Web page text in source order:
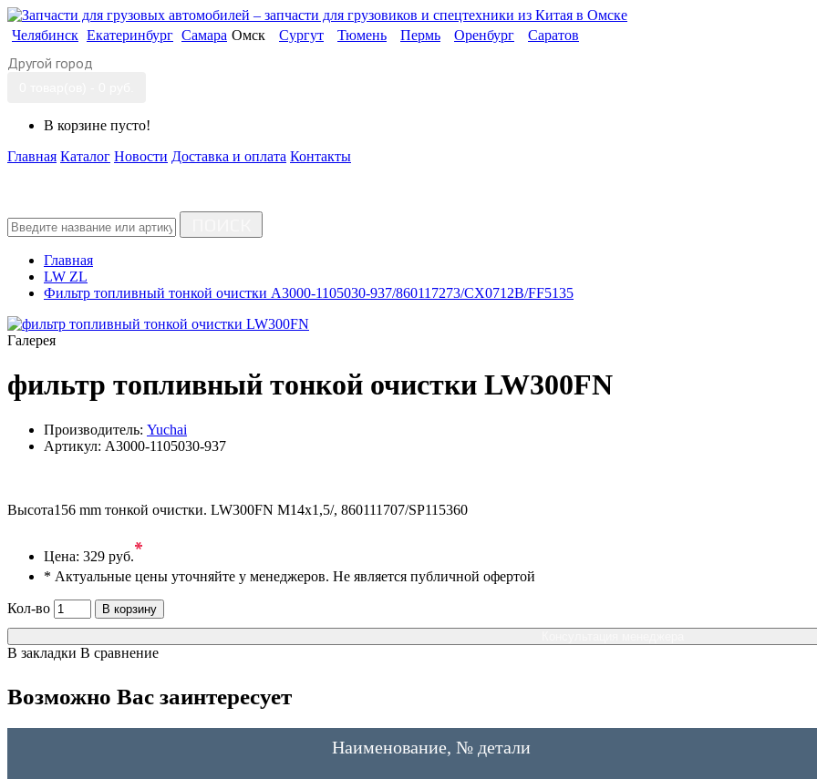
Челябинск Екатеринбург Самара Омск Сургут Тюмень Пермь Оренбург Саратов
Другой город
В корзине пусто!
Главная Каталог Новости Доставка и оплата Контакты
Главная
LW ZL
Фильтр топливный тонкой очистки A3000-1105030-937/860117273/CX0712B/FF5135
Галерея
фильтр топливный тонкой очистки LW300FN
Производитель: Yuchai
Артикул: A3000-1105030-937
Высота156 mm тонкой очистки. LW300FN M14x1,5/, 860111707/SP115360
Цена: 329 руб.*
* Актуальные цены уточняйте у менеджеров. Не является публичной офертой
Кол-во
В корзину
В закладки В сравнение
Возможно Вас заинтересует
Наименование, № детали